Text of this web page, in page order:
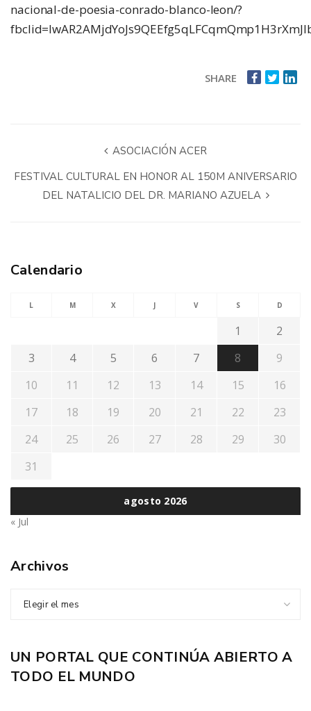
nacional-de-poesia-conrado-blanco-leon/?
SHARE
ASOCIACIÓN ACER
FESTIVAL CULTURAL EN HONOR AL 150M ANIVERSARIO
DEL NATALICIO DEL DR. MARIANO AZUELA
Calendario
agosto 2026
L M X J V S D
1
2
3
4 5 6 7 8
9
10
11 12 13 14 15
16
17
18 19 20 21 22
23
24
25 26 27 28 29
30
31
« Jul
Archivos
Elegir el mes
UN PORTAL QUE CONTINÚA ABIERTO A
TODO EL MUNDO